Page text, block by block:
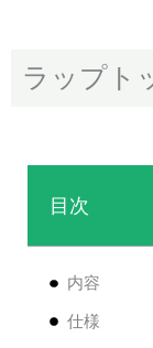
ラップト
目次
内容
仕様